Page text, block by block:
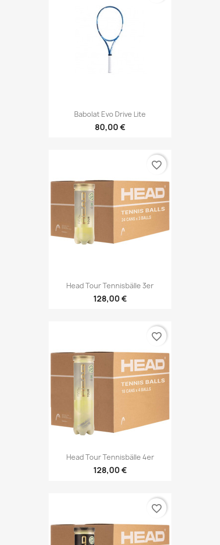
Babolat Evo Drive Lite
80,00 €
Head Tour Tennisbälle 3er
128,00 €
favorite_border
Head Tour Tennisbälle 4er
128,00 €
favorite_border
favorite_border